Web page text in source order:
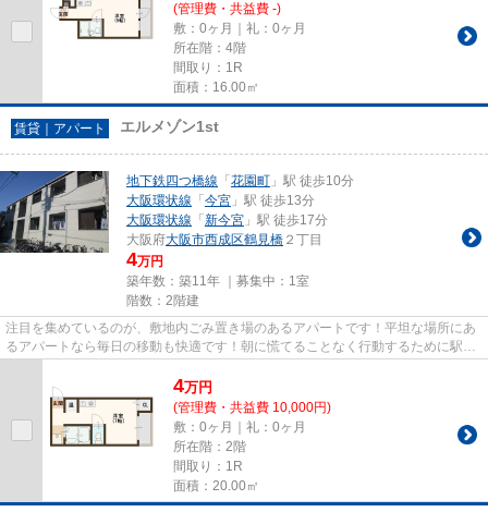
(管理費・共益費 -)
敷：0ヶ月｜礼：0ヶ月
所在階：4階
間取り：1R
面積：16.00㎡
賃貸｜アパート エルメゾン1st
地下鉄四つ橋線 「 花園町 」駅 徒歩10分
大阪環状線 「 今宮 」駅 徒歩13分
大阪環状線 「 新今宮 」駅 徒歩17分
大阪府大阪市西成区鶴見橋 ２丁目
4万円
築年数：築11年 ｜募集中： 1室
階数：2階建
注目を集めているのが、敷地内ごみ置き場のあるアパートです！平坦な場所にあ
るアパートなら毎日の移動も快適です！朝に慌てることなく行動するために駅か
4万円
(管理費・共益費 10,000円)
敷：0ヶ月｜礼：0ヶ月
所在階：2階
間取り：1R
面積：20.00㎡